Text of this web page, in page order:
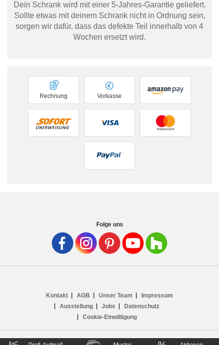
Dein Schrank wird mit einer 5-Jahres-Garantie geliefert.
Sollte etwas mit deinem Schrank nicht in Ordnung sein,
sorgen wir dafür, dass das defekte Teil innerhalb von 4
Wochen ersetzt wird.
Vorkasse
Rechnung
Folge uns
Kontakt AGB Unser Team
Impressum
Ausstellung
Jobs
Datenschutz
Cookie-Einwilligung